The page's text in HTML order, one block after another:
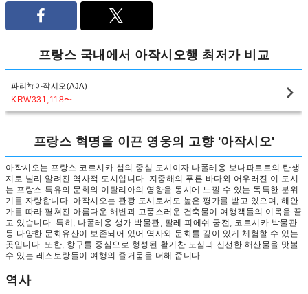
프랑스 국내에서 아작시오행 최저가 비교
파리 아작시오(AJA)
KRW331,118〜
프랑스 혁명을 이끈 영웅의 고향 '아작시오'
아작시오는 프랑스 코르시카 섬의 중심 도시이자 나폴레옹 보나파르트의 탄생
지로 널리 알려진 역사적 도시입니다. 지중해의 푸른 바다와 어우러진 이 도시
는 프랑스 특유의 문화와 이탈리아의 영향을 동시에 느낄 수 있는 독특한 분위
기를 자랑합니다. 아작시오는 관광 도시로서도 높은 평가를 받고 있으며, 해안
가를 따라 펼쳐진 아름다운 해변과 고풍스러운 건축물이 여행객들의 이목을 끌
고 있습니다. 특히, 나폴레옹 생가 박물관, 팔레 피에쉬 궁전, 코르시카 박물관
등 다양한 문화유산이 보존되어 있어 역사와 문화를 깊이 있게 체험할 수 있는
곳입니다. 또한, 항구를 중심으로 형성된 활기찬 도심과 신선한 해산물을 맛볼
수 있는 레스토랑들이 여행의 즐거움을 더해 줍니다.
역사